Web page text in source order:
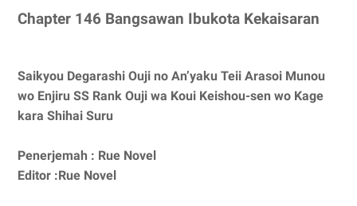
Chapter 146 Bangsawan Ibukota Kekaisaran
Saikyou Degarashi Ouji no An’yaku Teii Arasoi Munou
wo Enjiru SS Rank Ouji wa Koui Keishou-sen wo Kage
kara Shihai Suru
Penerjemah : Rue Novel
Editor :Rue Novel